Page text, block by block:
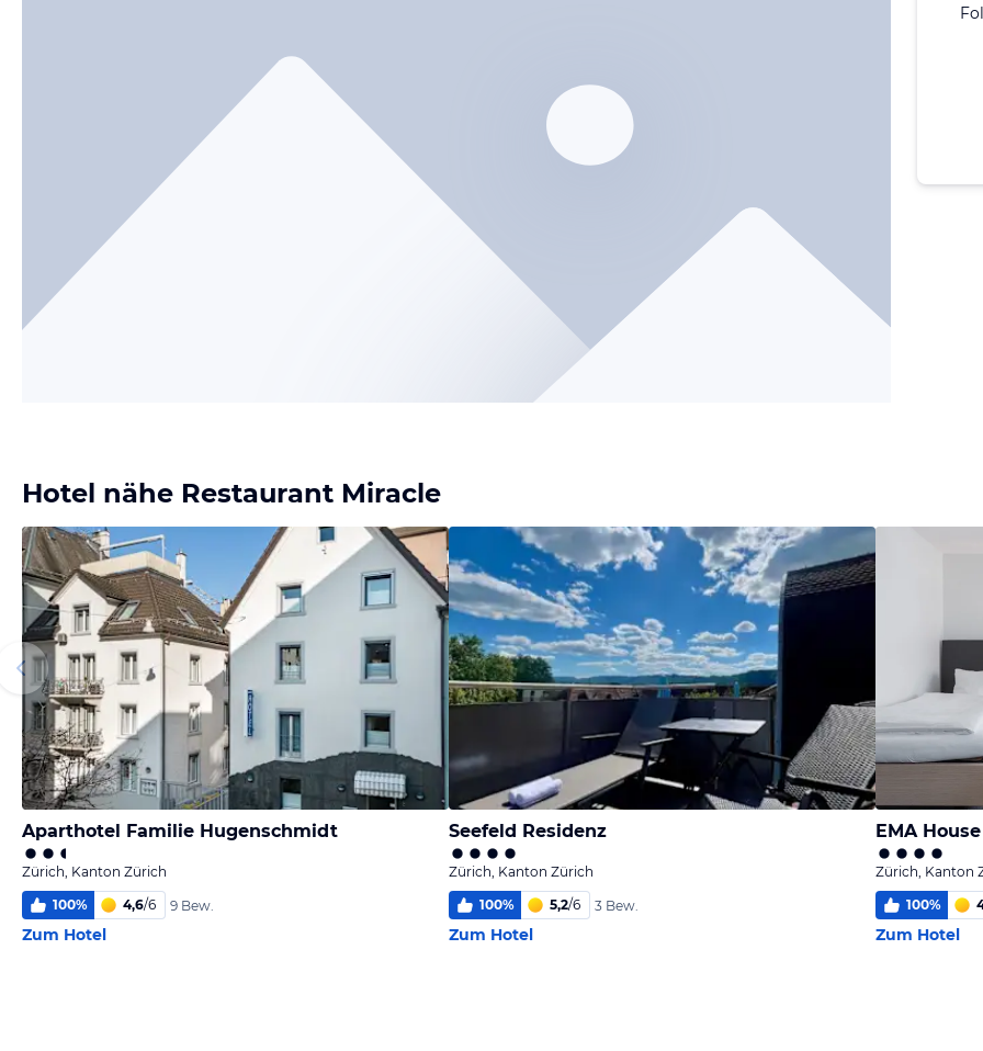
Hotel nähe Restaurant Miracle
Aparthotel Familie Hugenschmidt
Zürich, Kanton Zürich
100% 4,6/6 9 Bew.
Zum Hotel
Seefeld Residenz
Zürich, Kanton Zürich
100% 5,2/6 3 Bew.
Zum Hotel
EMA
Zürich, Kanton
100%
Zum Hotel